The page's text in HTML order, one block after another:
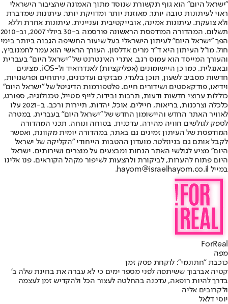
"ישראל היום" הוא גוף תקשורת שנוסד מתוך האמונה שהציבור הישראלי
ראוי לעיתונות טובה יותר, מאוזנת יותר ומדויקת יותר. עיתונות שמדברת
ולא צועקת. עיתונות אמינה, אובייקטיבית ועניינית. עיתונות אחרת וללא
תשלום. המהדורה המודפסת הראשונה פורסמה ב-30 ביולי 2007, וב-2010
הפך "ישראל היום" לעיתון הישראלי בעל שיעור החשיפה הגבוה ביותר בימי
חול. מו"ל העיתון היא ד"ר מרים אדלסון. העורך הראשי הוא עמר לחמנוביץ,
והעורך המייסד הוא עמוס רגב. אתרי האינטרנט של "ישראל היום" בעברית
ובאנגלית, כמו כן היישומונים (אפליקציות) לאנדרואיד ול-iOS, מציגים
חדשות מסביב לשעון, תוכן בלעדי, מבזקים ועדכונים, ניתוחים ופרשנויות,
וידיאו, פודקאסטים ושידורים חיים. פלטפורמות הדיגיטל של "ישראל היום"
כוללות ערוצי חדשות ודעות, תרבות ובידור, לייף סטייל, טכנולוגיה, ספורט,
כלכלה וצרכנות, בריאות, חיילים, אוכל, יהדות, תיירות ורכב. ב-2021 עלו
לאוויר האתר החדש והיישומון החדש של "ישראל היום" בעברית, במטרה
לספק לגולשים חוויה מהירה, עדכנית, בטוחה ונוחה. תכני המהדורה
המודפסת של העיתון זמינים גם באתר, במהדורה יומית מקוונת, ואפשר
לקבל אותם גם בניוזלטר. מועדון ההטבות הייחודי "הקליקה של ישראל
היום" מציע לגולשי האתר הנחות ומבצעים על מוצרים ושירותים. ישראל
היום פתוח להערות, לביקורת ולהצעות לשיפור מקהל הקוראים. פנו אלינו
במייל hayom@israelhayom.co.il.
ForReal
מפה
כוכבת "חתונמי": לוקחת פסק זמן
קטיה אברבוך ששיתפה לפני מספר ימים כי לא עברה את בחינת שלה ב'
בדרך להיות רופאה, עדכנה בהחלטה לעצור הכל ולהקדיש זמן לעצמה
ולקרובים אליה
יוסי דלאל